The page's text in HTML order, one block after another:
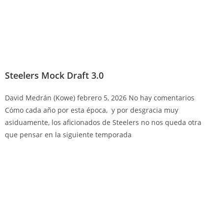
Steelers Mock Draft 3.0
David Medrán (Kowe) febrero 5, 2026 No hay comentarios
Cómo cada año por esta época, y por desgracia muy
asiduamente, los aficionados de Steelers no nos queda otra
que pensar en la siguiente temporada